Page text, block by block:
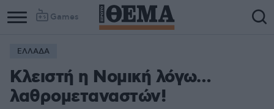
Games
ΕΛΛΑΔΑ
Κλειστή η Νομική λόγω…
λαθρομεταναστών!